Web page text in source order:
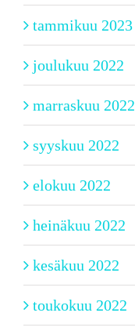
tammikuu 2023
joulukuu 2022
marraskuu 2022
syyskuu 2022
elokuu 2022
heinäkuu 2022
kesäkuu 2022
toukokuu 2022